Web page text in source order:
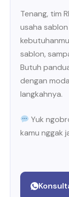
Tenang, tim
usaha
sablon,
Butuh
dengan
langkahnya.
Yuk
kamu nggak